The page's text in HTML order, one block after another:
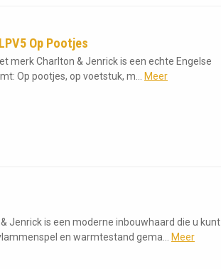
Op Pootjes
merk Charlton & Jenrick is een echte Engelse
Op pootjes, op voetstuk, m...
Meer
Jenrick is een moderne inbouwhaard die u kunt
en warmtestand gema...
Meer